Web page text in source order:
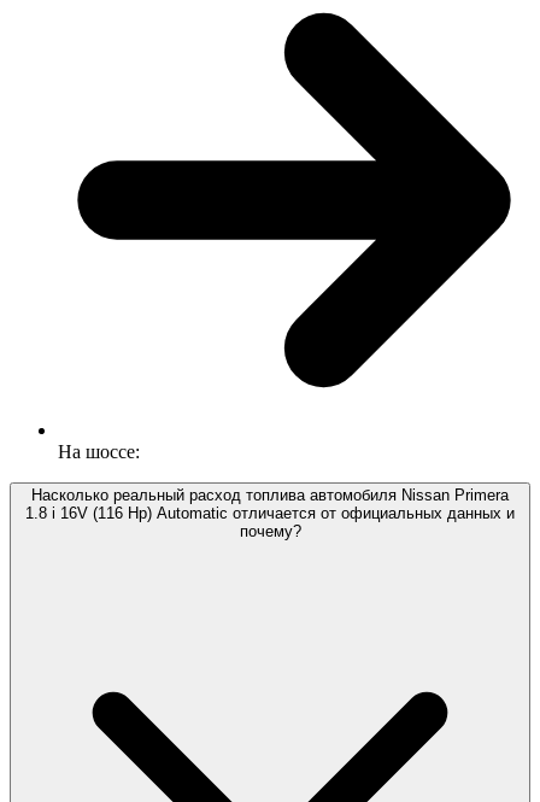
На шоссе:
Насколько реальный расход топлива автомобиля Nissan Primera
1.8 i 16V (116 Hp) Automatic отличается от официальных данных и
почему?